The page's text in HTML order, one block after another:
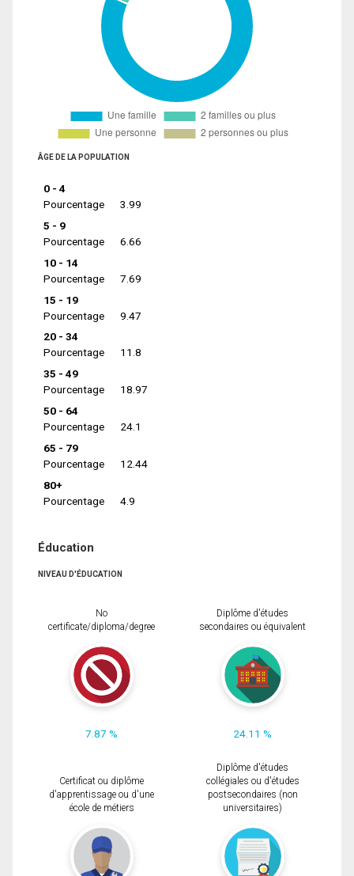
ÂGE DE LA POPULATION
0 - 4
Pourcentage
3.99
5 - 9
Pourcentage
6.66
10 - 14
Pourcentage
7.69
15 - 19
Pourcentage
9.47
20 - 34
Pourcentage
11.8
35 - 49
Pourcentage
18.97
50 - 64
Pourcentage
24.1
65 - 79
Pourcentage
12.44
80+
Pourcentage
4.9
Éducation
NIVEAU D'ÉDUCATION
No
certificate/diploma/degree
7.87 %
Diplôme d'études
secondaires ou équivalent
24.11 %
Certificat ou diplôme
d'apprentissage ou d'une
école de métiers
Diplôme d'études
collégiales ou d'études
postsecondaires (non
universitaires)